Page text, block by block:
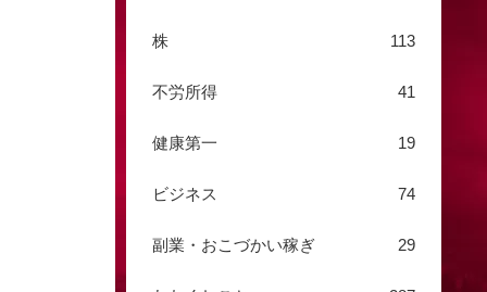
株 113
不労所得 41
健康第一 19
ビジネス 74
副業・おこづかい稼ぎ 29